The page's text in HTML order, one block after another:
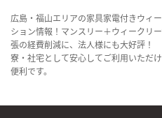
広島・福山エリアの家具家電付きウィ
ション情報！マンスリー＋ウィークリ
張の経費削減に、法人様にも大好評！
寮・社宅として安心してご利用いただ
便利です。